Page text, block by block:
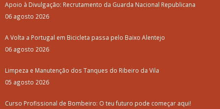
Apoio à Divulgação: Recrutamento da Guarda Nacional Republicana
06 agosto 2026
A Volta a Portugal em Bicicleta passa pelo Baixo Alentejo
06 agosto 2026
Limpeza e Manutenção dos Tanques do Ribeiro da Vila
05 agosto 2026
Curso Profissional de Bombeiro: O teu futuro pode começar aqui!